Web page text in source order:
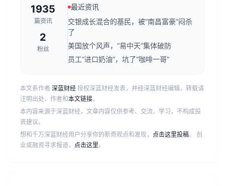
者社区，关注资本市场、公司价
值、财经传媒行业，是国内领先的
财经新媒体。
1935
篇资讯
2
粉丝
最近资讯
交银成长混合的基民，被“南昌富豪”闷杀
了
美国放个风声，“易中天”集体破防
员工“进口奶油”，坑了“咖啡一哥”
本文系作者 深蓝财经 授权深蓝财经发表，并经深蓝财经编辑，转载请
注明出处、作者和本文链接。
本内容来源于深蓝财经，文章内容仅供参考、交流、学习，不构成投
资建议。
想和千万深蓝财经用户分享你的新奇观点和发现， 点击这里投稿。 创
业或融资寻求报道， 点击这里。